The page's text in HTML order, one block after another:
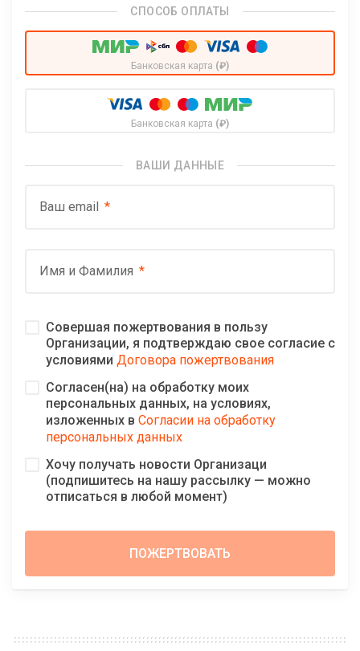
СПОСОБ ОПЛАТЫ
Банковская карта (₽)
Банковская карта (₽)
ВАШИ ДАННЫЕ
Ваш email
Имя и Фамилия
Совершая пожертвования в пользу
Организации, я подтверждаю свое согласие с
условиями Договора пожертвования
Согласен(на) на обработку моих
персональных данных, на условиях,
изложенных в Согласии на обработку
персональных данных
Хочу получать новости Организаци
(подпишитесь на нашу рассылку — можно
отписаться в любой момент)